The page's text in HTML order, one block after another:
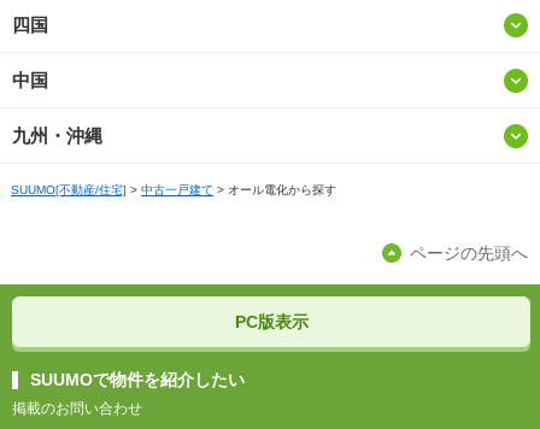
千葉
長野
富山
岐阜
静岡
三重
大阪
兵庫
京都
四国
徳島
香川
愛媛
中国
鳥取
島根
山口
九州・沖縄
福岡
熊本
SUUMO[不動産/住宅] > 中古一戸建て > オール電化から探す
ページの先頭へ
PC版表示
SUUMOで物件を紹介したい
掲載のお問い合わせ